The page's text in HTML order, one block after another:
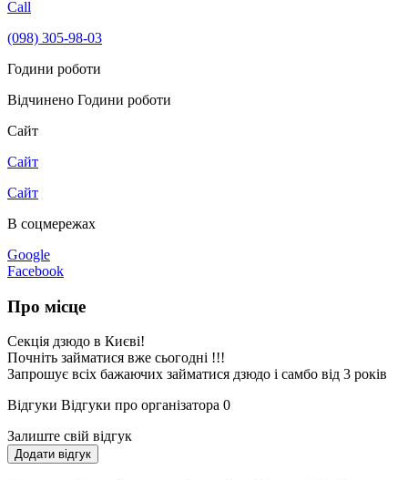
Call
(098) 305-98-03
Години роботи
Відчинено Години роботи
Сайт
Сайт
Сайт
В соцмережах
Google
Facebook
Про місце
Секція дзюдо в Києві!
Почніть займатися вже сьогодні !!!
Запрошує всіх бажаючих займатися дзюдо і самбо від 3 років
Відгуки Відгуки про організатора 0
Залиште свій відгук
Додати відгук